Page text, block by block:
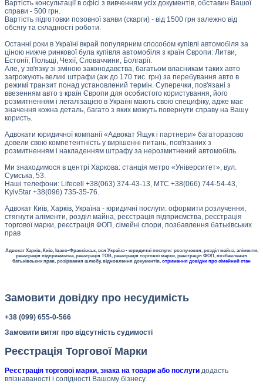
Вартість консультації в офісі з вивченням усіх документів, обставин Вашої
справи - 500 грн.
Вартість підготовки позовної заяви (скарги) - від 1500 грн залежно від
обсягу та складності роботи.
Останні роки в Україні вкрай популярним способом купівлі автомобіля за
ціною нижче ринкової була купівля автомобіля з країн Європи: Литви,
Естонії, Польщі, Чехії, Словаччини, Болгарії.
Але, у зв'язку зі зміною законодавства, багатьом власникам таких авто
загрожують великі штрафи (аж до 170 тис. грн) за перебування авто в
режимі транзит понад установлений термін. Суперечки, пов'язані з
ввезенням авто з країн Європи для особистого користування, його
розмитненням і легалізацією в Україні мають свою специфіку, адже має
значення кожна деталь, багато з яких можуть повернути справу на Вашу
користь.
Адвокати юридичної компанії «Адвокат Ящук і партнери» багаторазово
довели свою компетентність у вирішенні питань, пов'язаних з
розмитненням і накладенням штрафу за нерозмитнений автомобіль.
Ми знаходимося в центрі Харкова: станція метро «Університет», вул.
Сумська, 53.
Наші телефони: Lifecell +38(063) 374-43-13, МТС +38(066) 744-54-43,
KyivStar +38(096) 735-35-76.
Адвокат Київ, Харків, Україна - юридичні послуги: оформити розлучення,
стягнути аліменти, розділ майна, реєстрація підприємства, реєстрація
торгової марки, реєстрація ФОП, сімейні спори, позбавлення батьківських
прав
Адвокат Харків, Київ, Івано-Франківськ, вся Україна - юридичні послуги: розлучення, розділ майна, аліменти,
реєстрація підприємства, реєстрація ТОВ, реєстрація торгової марки, реєстрація ФОП, позбавлення
батьківських прав, розірвання шлюбу, відновлення документів, отримання довідки про сімейний стан
Замовити довідку про несудимість
+38 (099) 655-0-566
Замовити витяг про відсутність судимості
Реєстрація Торгової Марки
Реєстрація торгової марки, знака на товари або послуги додасть
впізнаваності і солідності Вашому бізнесу.